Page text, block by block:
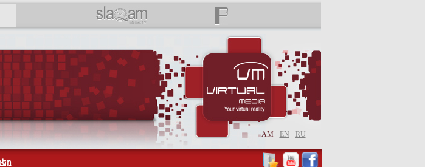
AM EN RU